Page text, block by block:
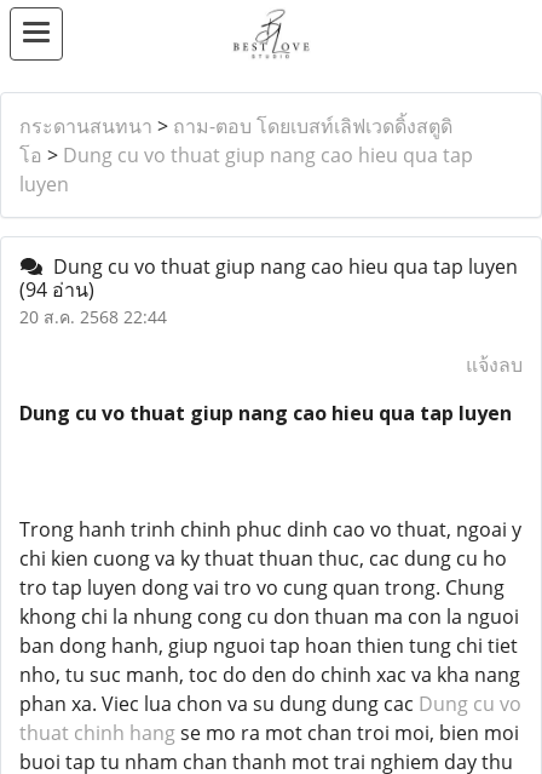
กระดานสนทนา > ถาม-ตอบ โดยเบสท์เลิฟเวดดิ้งสตูดิ
โอ > Dung cu vo thuat giup nang cao hieu qua tap
luyen
Dung cu vo thuat giup nang cao hieu qua tap luyen
(94 อ่าน)
20 ส.ค. 2568 22:44
แจ้งลบ
Dung cu vo thuat giup nang cao hieu qua tap luyen
Trong hanh trinh chinh phuc dinh cao vo thuat, ngoai y
chi kien cuong va ky thuat thuan thuc, cac dung cu ho
tro tap luyen dong vai tro vo cung quan trong. Chung
khong chi la nhung cong cu don thuan ma con la nguoi
ban dong hanh, giup nguoi tap hoan thien tung chi tiet
nho, tu suc manh, toc do den do chinh xac va kha nang
phan xa. Viec lua chon va su dung dung cac Dung cu vo
thuat chinh hangse mo ra mot chan troi moi, bien moi
buoi tap tu nham chan thanh mot trai nghiem day thu